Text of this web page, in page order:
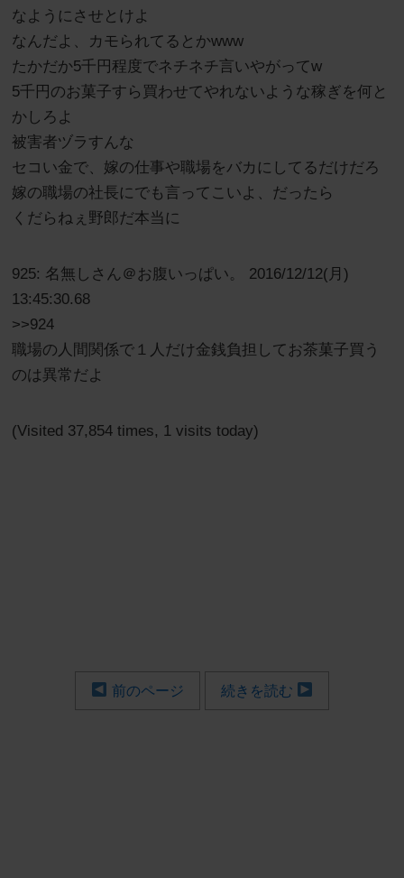
なようにさせとけよ
なんだよ、カモられてるとかwww
たかだか5千円程度でネチネチ言いやがってw
5千円のお菓子すら買わせてやれないような稼ぎを何と
かしろよ
被害者ヅラすんな
セコい金で、嫁の仕事や職場をバカにしてるだけだろ
嫁の職場の社長にでも言ってこいよ、だったら
くだらねぇ野郎だ本当に
925: 名無しさん＠お腹いっぱい。 2016/12/12(月)
13:45:30.68
>>924
職場の人間関係で１人だけ金銭負担してお茶菓子買う
のは異常だよ
(Visited 37,854 times, 1 visits today)
前のページ 続きを読む